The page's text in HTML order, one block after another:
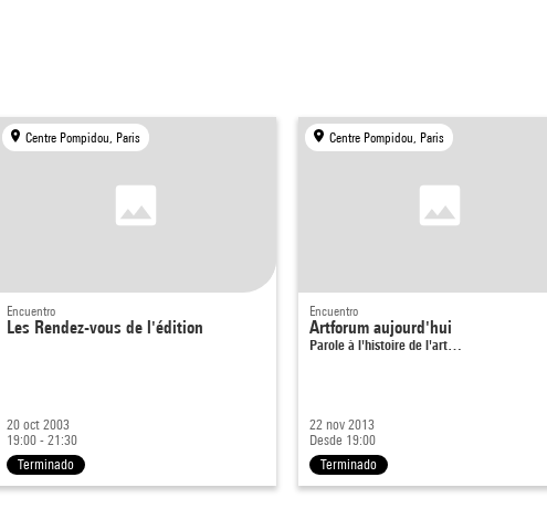
Centre Pompidou, Paris
Encuentro
Les Rendez-vous de l'édition
20 oct 2003
19:00 - 21:30
Terminado
Centre Pompidou, Paris
Encuentro
Artforum aujourd'hui
Parole à l'histoire de l'art…
22 nov 2013
Desde 19:00
Terminado